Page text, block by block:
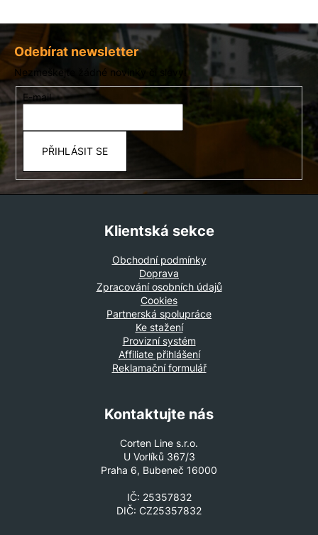
Z
á
p
a
t
í
Odebírat newsletter
Nezmeškejte žádné novinky či slevy!
E-mail
PŘIHLÁSIT SE
Kontaktujte nás
Corten Line s.r.o.
U Vorlíků 367/3
Praha 6, Bubeneč 16000
IČ: 25357832
DIČ: CZ25357832
Klientská sekce
Obchodní podmínky
Doprava
Zpracování osobních údajů
Cookies
Partnerská spolupráce
Ke stažení
Provizní systém
Affiliate přihlášení
Reklamační formulář